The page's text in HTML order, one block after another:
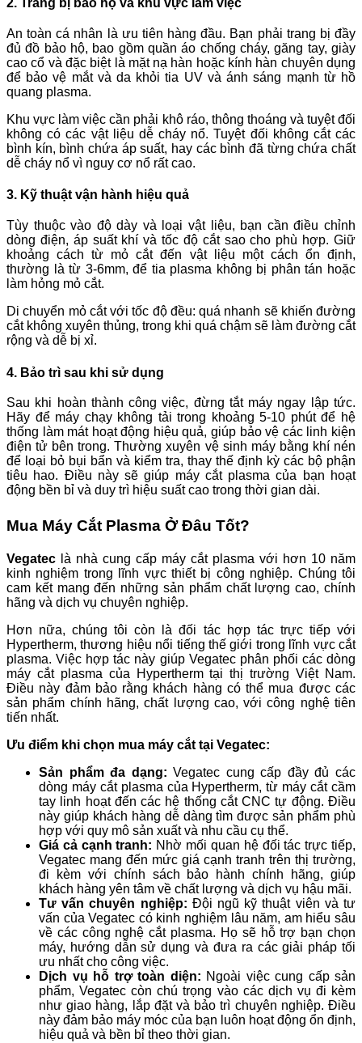
An toàn cá nhân là ưu tiên hàng đầu. Bạn phải trang bị đầy
đủ đồ bảo hộ, bao gồm quần áo chống cháy, găng tay, giày
cao cổ và đặc biệt là mặt nạ hàn hoặc kính hàn chuyên dụng
để bảo vệ mắt và da khỏi tia UV và ánh sáng mạnh từ hồ
quang plasma.
Khu vực làm việc cần phải khô ráo, thông thoáng và tuyệt đối
không có các vật liệu dễ cháy nổ. Tuyệt đối không cắt các
bình kín, bình chứa áp suất, hay các bình đã từng chứa chất
dễ cháy nổ vì nguy cơ nổ rất cao.
3. Kỹ thuật vận hành hiệu quả
Tùy thuộc vào độ dày và loại vật liệu, bạn cần điều chỉnh
dòng điện, áp suất khí và tốc độ cắt sao cho phù hợp. Giữ
khoảng cách từ mỏ cắt đến vật liệu một cách ổn định,
thường là từ 3-6mm, để tia plasma không bị phân tán hoặc
làm hỏng mỏ cắt.
Di chuyển mỏ cắt với tốc độ đều: quá nhanh sẽ khiến đường
cắt không xuyên thủng, trong khi quá chậm sẽ làm đường cắt
rộng và dễ bị xỉ.
4. Bảo trì sau khi sử dụng
Sau khi hoàn thành công việc, đừng tắt máy ngay lập tức.
Hãy để máy chạy không tải trong khoảng 5-10 phút để hệ
thống làm mát hoạt động hiệu quả, giúp bảo vệ các linh kiện
điện tử bên trong. Thường xuyên vệ sinh máy bằng khí nén
để loại bỏ bụi bẩn và kiểm tra, thay thế định kỳ các bộ phận
tiêu hao. Điều này sẽ giúp máy cắt plasma của bạn hoạt
động bền bỉ và duy trì hiệu suất cao trong thời gian dài.
Mua Máy Cắt Plasma Ở Đâu Tốt?
Vegatec là nhà cung cấp máy cắt plasma với hơn 10 năm
kinh nghiệm trong lĩnh vực thiết bị công nghiệp. Chúng tôi
cam kết mang đến những sản phẩm chất lượng cao, chính
hãng và dịch vụ chuyên nghiệp.
Hơn nữa, chúng tôi còn là đối tác hợp tác trực tiếp với
Hypertherm, thương hiệu nổi tiếng thế giới trong lĩnh vực cắt
plasma. Việc hợp tác này giúp Vegatec phân phối các dòng
máy cắt plasma của Hypertherm tại thị trường Việt Nam.
Điều này đảm bảo rằng khách hàng có thể mua được các
sản phẩm chính hãng, chất lượng cao, với công nghệ tiên
tiến nhất.
Ưu điểm khi chọn mua máy cắt tại Vegatec:
Sản phẩm đa dạng: Vegatec cung cấp đầy đủ các
dòng máy cắt plasma của Hypertherm, từ máy cắt cầm
tay linh hoạt đến các hệ thống cắt CNC tự động. Điều
này giúp khách hàng dễ dàng tìm được sản phẩm phù
hợp với quy mô sản xuất và nhu cầu cụ thể.
Giá cả cạnh tranh: Nhờ mối quan hệ đối tác trực tiếp,
Vegatec mang đến mức giá cạnh tranh trên thị trường,
đi kèm với chính sách bảo hành chính hãng, giúp
khách hàng yên tâm về chất lượng và dịch vụ hậu mãi.
Tư vấn chuyên nghiệp: Đội ngũ kỹ thuật viên và tư
vấn của Vegatec có kinh nghiệm lâu năm, am hiểu sâu
về các công nghệ cắt plasma. Họ sẽ hỗ trợ bạn chọn
máy, hướng dẫn sử dụng và đưa ra các giải pháp tối
ưu nhất cho công việc.
Dịch vụ hỗ trợ toàn diện: Ngoài việc cung cấp sản
phẩm, Vegatec còn chú trọng vào các dịch vụ đi kèm
như giao hàng, lắp đặt và bảo trì chuyên nghiệp. Điều
này đảm bảo máy móc của bạn luôn hoạt động ổn định,
hiệu quả và bền bỉ theo thời gian.